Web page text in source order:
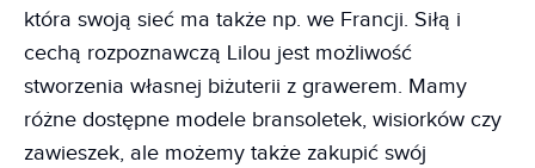
która swoją sieć ma także np. we Francji. Siłą i
cechą rozpoznawczą Lilou jest możliwość
stworzenia własnej biżuterii z grawerem. Mamy
różne dostępne modele bransoletek, wisiorków czy
zawieszek, ale możemy także zakupić swój